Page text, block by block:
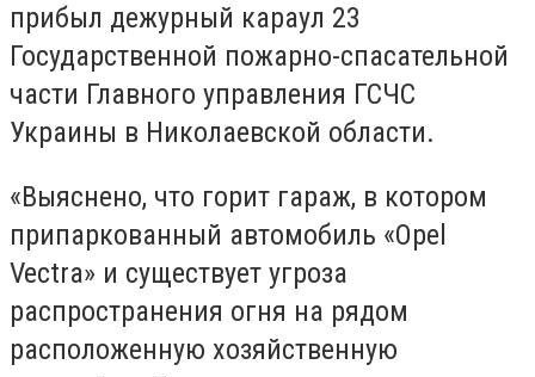
прибыл дежурный караул 23
Государственной пожарно-спасательной
части Главного управления ГСЧС
Украины в Николаевской области.
«Выяснено, что горит гараж, в котором
припаркованный автомобиль «Opel
Vectra» и существует угроза
распространения огня на рядом
расположенную хозяйственную